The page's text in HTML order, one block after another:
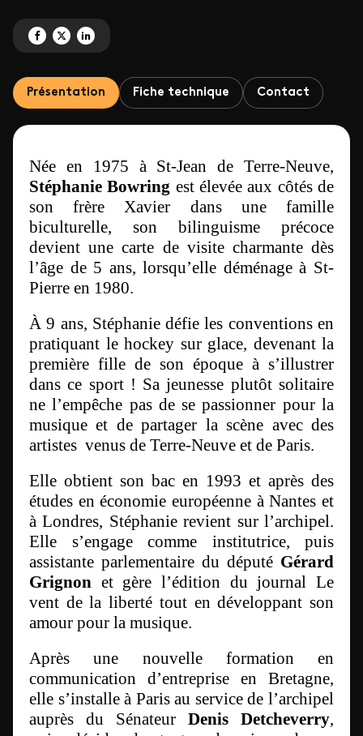
Partagez 'La roue tourne avec Stéphanie Bowring' sur Facebook
Partagez 'La roue tourne avec Stéphanie Bowring' sur X
Partagez 'La roue tourne avec Stéphanie Bowring' sur LinkedIn
Présentation Fiche technique Contact
Née en 1975 à St-Jean de Terre-Neuve,
Stéphanie Bowring est élevée aux côtés de
son frère Xavier dans une famille
biculturelle, son bilinguisme précoce
devient une carte de visite charmante dès
l’âge de 5 ans, lorsqu’elle déménage à St-
Pierre en 1980.
À 9 ans, Stéphanie défie les conventions en
pratiquant le hockey sur glace, devenant la
première fille de son époque à s’illustrer
dans ce sport ! Sa jeunesse plutôt solitaire
ne l’empêche pas de se passionner pour la
musique et de partager la scène avec des
artistes venus de Terre-Neuve et de Paris.
Elle obtient son bac en 1993 et après des
études en économie européenne à Nantes et
à Londres, Stéphanie revient sur l’archipel.
Elle s’engage comme institutrice, puis
assistante parlementaire du député Gérard
Grignon et gère l’édition du journal Le
vent de la liberté tout en développant son
amour pour la musique.
Après une nouvelle formation en
communication d’entreprise en Bretagne,
elle s’installe à Paris au service de l’archipel
auprès du Sénateur Denis Detcheverry,